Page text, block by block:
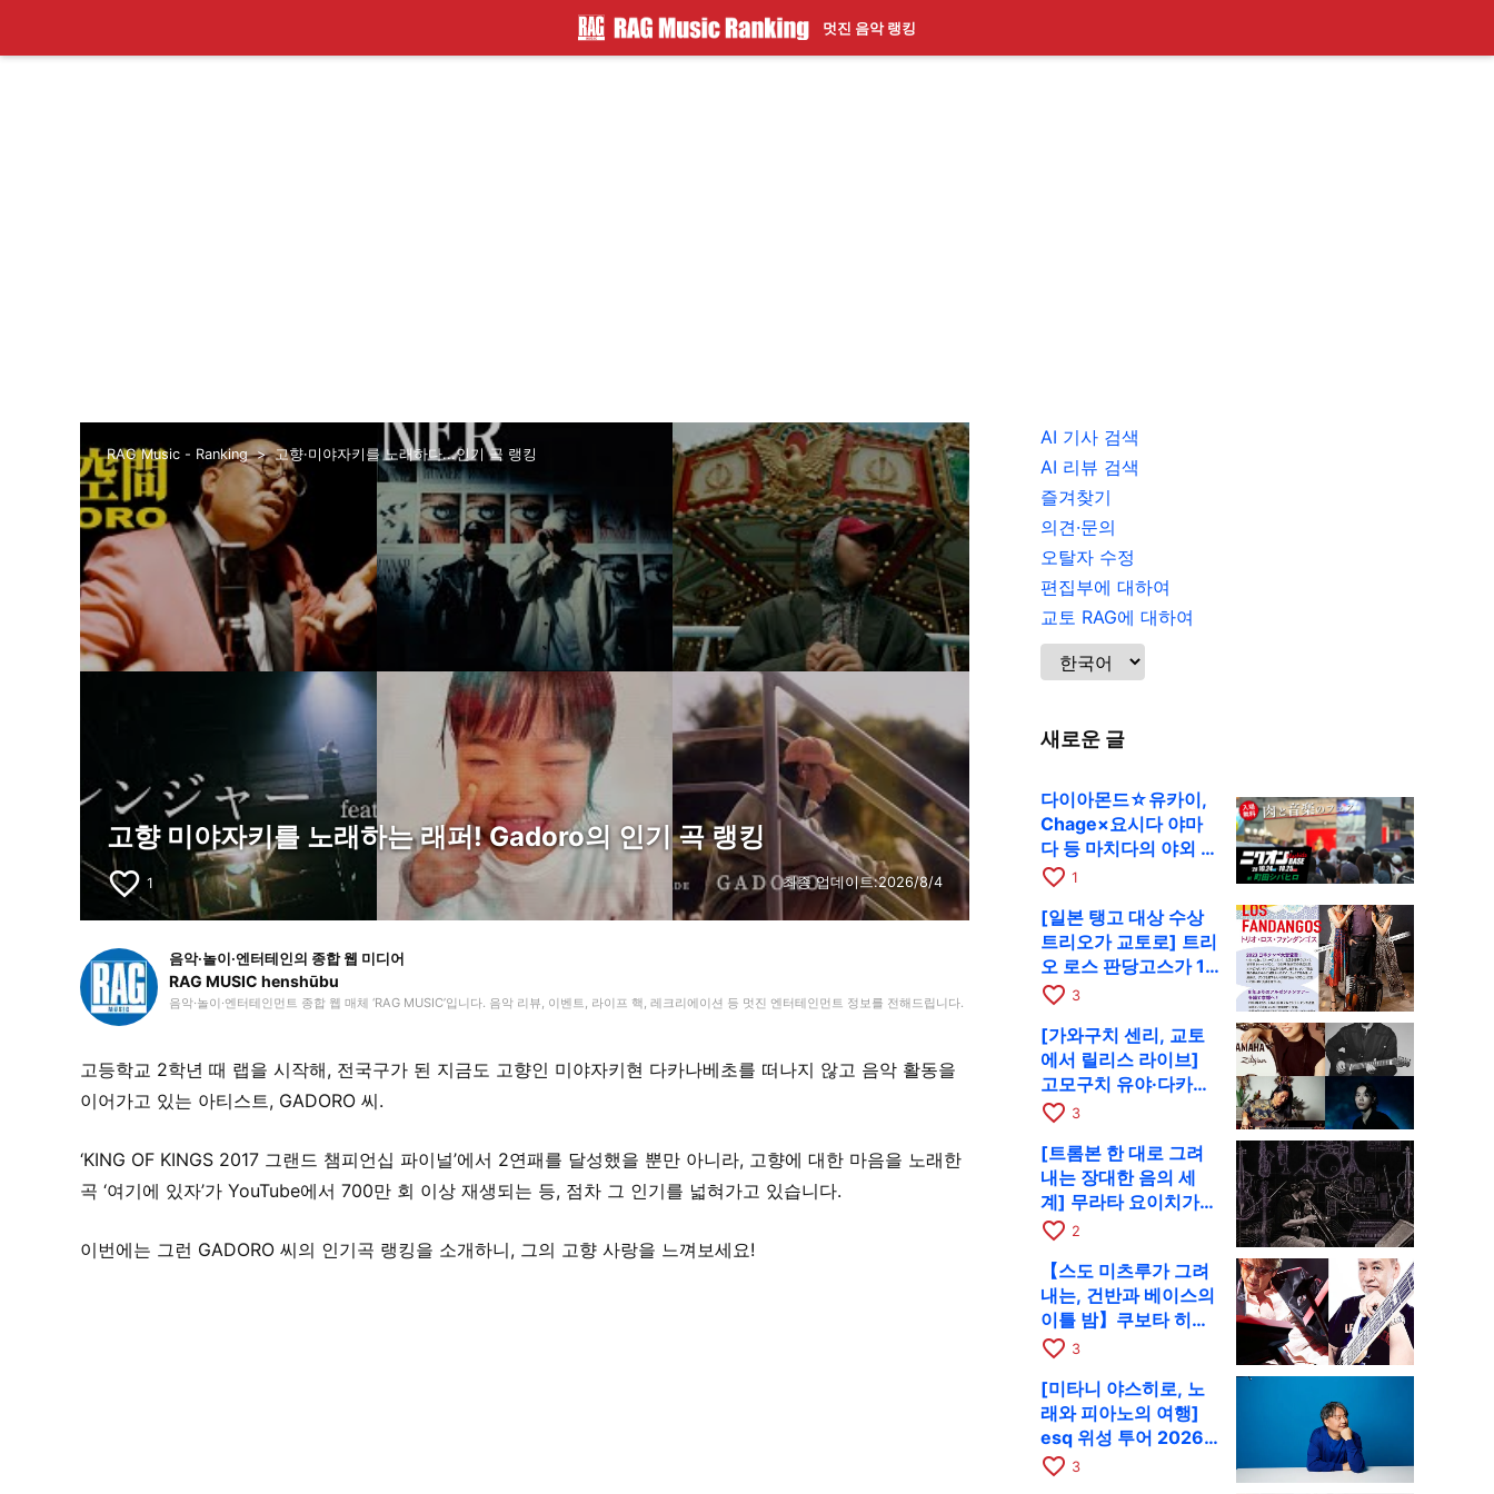
멋진 음악 랭킹
RAG Music - Ranking 고향·미야자키를 노래하다...인기 곡 랭킹
고향 미야자키를 노래하는 래퍼! Gadoro의 인기 곡 랭킹
favorite_border 1 최종 업데이트:2026/8/4
음악·놀이·엔터테인의 종합 웹 미디어
RAG MUSIC henshūbu
음악·놀이·엔터테인먼트 종합 웹 매체 ‘RAG MUSIC’입니다. 음악 리뷰, 이벤트, 라이프 핵, 레크리에이션 등 멋진 엔터테인먼트 정보를 전해드립니다.
고등학교 2학년 때 랩을 시작해, 전국구가 된 지금도 고향인 미야자키현 다카나베초를 떠나지 않고 음악 활동을
이어가고 있는 아티스트, GADORO 씨.
‘KING OF KINGS 2017 그랜드 챔피언십 파이널’에서 2연패를 달성했을 뿐만 아니라, 고향에 대한 마음을 노래한
곡 ‘여기에 있자’가 YouTube에서 700만 회 이상 재생되는 등, 점차 그 인기를 넓혀가고 있습니다.
이번에는 그런 GADORO 씨의 인기곡 랭킹을 소개하니, 그의 고향 사랑을 느껴보세요!
AI 기사 검색
AI 리뷰 검색
즐겨찾기
의견·문의
오탈자 수정
편집부에 대하여
교토 RAG에 대하여
새로운 글
다이아몬드☆유카이,
Chage×요시다 야마
다 등 마치다의 야외 페
스티벌에 출연
favorite_border 1
[일본 탱고 대상 수상
트리오가 교토로] 트리
오 로스 판당고스가 10
월 9일 RAG에서 공연
favorite_border 3
[가와구치 센리, 교토
에서 릴리스 라이브]
고모구치 유야·다카하
시 요시키·도모다 준과
favorite_border 3
[트롬본 한 대로 그려
내는 장대한 음의 세
계] 무라타 요이치가
CD 발매 기념 투어로
favorite_border 2
【스도 미츠루가 그려
내는, 건반과 베이스의
이틀 밤】쿠보타 히로
시, 후지이 소라, 하나
서 공동 출연
favorite_border 3
[미타니 야스히로, 노
래와 피아노의 여행]
esq 위성 투어 2026
교토 공연을 10월에 개
favorite_border 3